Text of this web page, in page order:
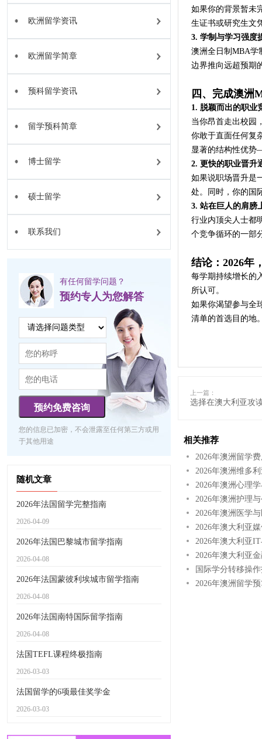
欧洲留学资讯
欧洲留学简章
预科留学资讯
留学预科简章
博士留学
硕士留学
联系我们
有任何留学问题？
预约专人为您解答
预约免费咨询
您的信息已加密，不会泄露至任何第三方或用
于其他用途
随机文章
2026年法国留学完整指南
2026-04-09
2026年法国巴黎城市留学指南
2026-04-08
2026年法国蒙彼利埃城市留学指南
2026-04-08
2026年法国南特国际留学指南
2026-04-08
法国TEFL课程终极指南
2026-03-03
法国留学的6项最佳奖学金
2026-03-03
如果你的背景暂未
生证书或研究生文
3. 学制与学习强度
澳洲全日制MBA学
边界推向远超预期
四、完成澳洲
1. 脱颖而出的职业
当你昂首走出校园
你敢于直面任何复
显著的结构性优势
2. 更快的职业晋升
如果说职场晋升是
处。同时，你的国
3. 站在巨人的肩膀
行业内顶尖人士都
个竞争循环的一部
结论：2026年
每学期持续增长的
所认可。
如果你渴望参与全
清单的首选目的地
上一篇：
选择在澳大利亚攻
相关推荐
2026年澳洲留学
2026年澳洲维多
2026年澳洲心理
2026年澳洲护理
2026年澳洲医学
2026年澳大利亚
2026年澳大利亚
2026年澳大利亚
国际学分转移操
2026年澳洲留学